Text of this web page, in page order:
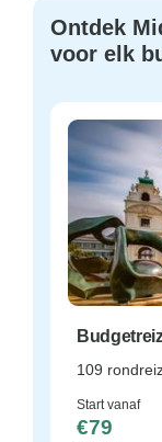
Ontdek
voor elk
109
Start vanaf
€79